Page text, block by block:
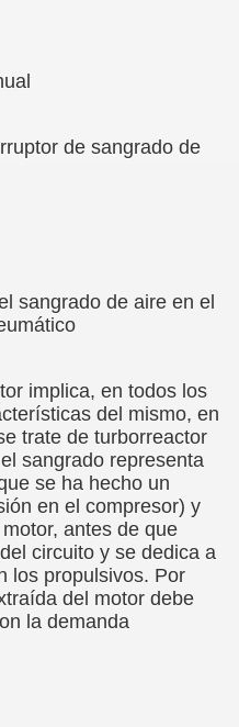
de sangrado de
sangrado de aire en el
implica, en todos los
del mismo, en
trate de turborreactor
sangrado representa
se ha hecho un
en el compresor) y
antes de que
circuito y se dedica a
los propulsivos. Por
del motor debe
la demanda